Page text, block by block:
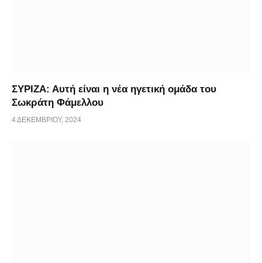
ΣΥΡΙΖΑ: Αυτή είναι η νέα ηγετική ομάδα του
Σωκράτη Φάμελλου
4 ΔΕΚΕΜΒΡΊΟΥ, 2024